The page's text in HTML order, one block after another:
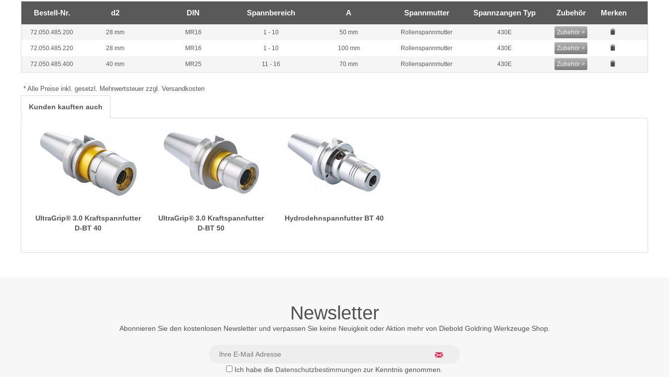
Bestell-Nr. d2 DIN Spannbereich A Spannmutter Spannzangen Typ Zubehör Merken
72.050.485.200 28 mm MR16 1 - 10 50 mm Rollenspannmutter 430E Zubehör >
72.050.485.220 28 mm MR16 1 - 10 100 mm Rollenspannmutter 430E Zubehör >
72.050.485.400 40 mm MR25 11 - 16 70 mm Rollenspannmutter 430E Zubehör >
* Alle Preise inkl. gesetzl. Mehrwertsteuer zzgl. Versandkosten
Kunden kauften auch
UltraGrip® 3.0 Kraftspannfutter
D-BT 40
UltraGrip® 3.0 Kraftspannfutter
D-BT 50
Hydrodehnspannfutter BT 40
Newsletter
Abonnieren Sie den kostenlosen Newsletter und verpassen Sie keine Neuigkeit oder Aktion mehr von Diebold Goldring Werkzeuge Shop.
Ich habe die Datenschutzbestimmungen zur Kenntnis genommen.